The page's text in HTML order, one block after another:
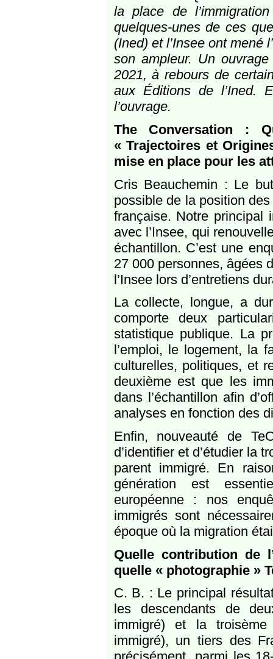
la place de
quelques-unes de ces
(Ined) et l’Insee ont mené
son ampleur. Un
2021, à rebours de
aux Éditions de l’Ined.
l’ouvrage.
The Conversation :
« Trajectoires et
mise en place pour les
Cris Beauchemin : Le
possible de la position
française. Notre principal
avec l’Insee, qui
échantillon. C’est une
27 000 personnes, âgées
l’Insee lors d’entretiens
La collecte, longue, a
comporte deux
statistique publique. La
l’emploi, le logement, la
culturelles, politiques, et
deuxième est que les
dans l’échantillon afin
analyses en fonction des
Enfin, nouveauté de
d’identifier et d’étudier la
parent immigré. En
génération est
européenne : nos
immigrés sont
époque où la migration
Quelle contribution de
quelle « photographie »
C. B. : Le principal
les descendants de
immigré) et la
immigré), un tiers des